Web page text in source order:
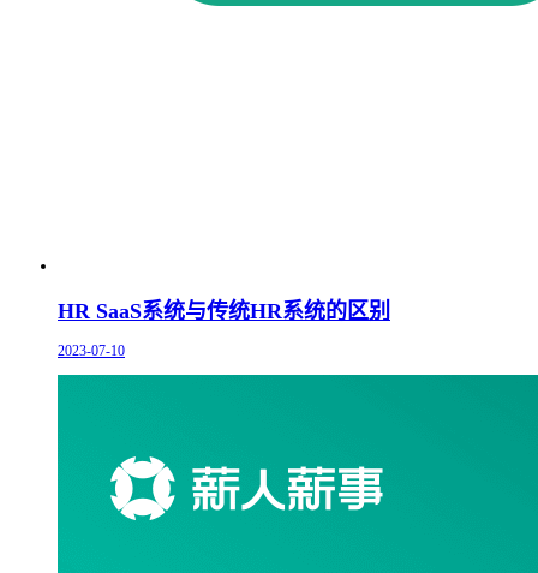
HR SaaS系统与传统HR系统的区别
2023-07-10